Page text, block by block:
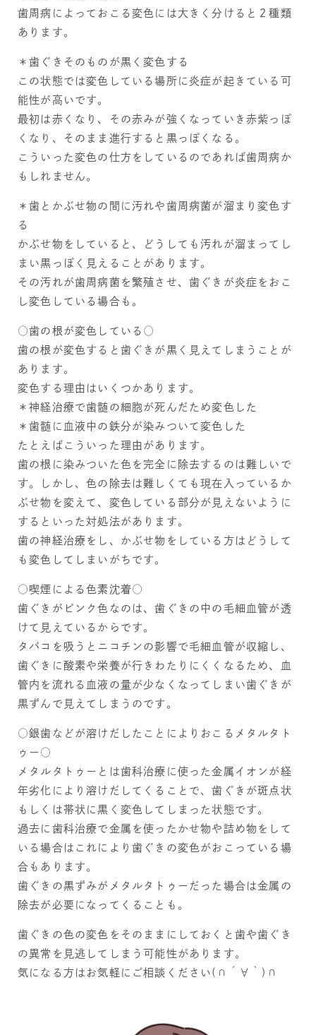
歯周病によっておこる変色には大きく分けると２種類
あります。
＊歯ぐきそのものが黒く変色する
この状態では変色している場所に炎症が起きている可
能性が高いです。
最初は赤くなり、その赤みが強くなっていき赤紫っぽ
くなり、そのまま進行すると黒っぽくなる。
こういった変色の仕方をしているのであれば歯周病か
もしれません。
＊歯とかぶせ物の間に汚れや歯周病菌が溜まり変色す
る
かぶせ物をしていると、どうしても汚れが溜まってし
まい黒っぽく見えることがあります。
その汚れが歯周病菌を繁殖させ、歯ぐきが炎症をおこ
し変色している場合も。
○歯の根が変色している○
歯の根が変色すると歯ぐきが黒く見えてしまうことが
あります。
変色する理由はいくつかあります。
＊神経治療で歯髄の細胞が死んだため変色した
＊歯髄に血液中の鉄分が染みついて変色した
たとえばこういった理由があります。
歯の根に染みついた色を完全に除去するのは難しいで
す。しかし、色の除去は難しくても現在入っているか
ぶせ物を変えて、変色している部分が見えないように
するといった対処法があります。
歯の神経治療をし、かぶせ物をしている方はどうして
も変色してしまいがちです。
○喫煙による色素沈着○
歯ぐきがピンク色なのは、歯ぐきの中の毛細血管が透
けて見えているからです。
タバコを吸うとニコチンの影響で毛細血管が収縮し、
歯ぐきに酸素や栄養が行きわたりにくくなるため、血
管内を流れる血液の量が少なくなってしまい歯ぐきが
黒ずんで見えてしまうのです。
○銀歯などが溶けだしたことによりおこるメタルタト
ゥー○
メタルタトゥーとは歯科治療に使った金属イオンが経
年劣化により溶けだしてくることで、歯ぐきが斑点状
もしくは帯状に黒く変色してしまった状態です。
過去に歯科治療で金属を使ったかせ物や詰め物をして
いる場合はこれにより歯ぐきの変色がおこっている場
合もあります。
歯ぐきの黒ずみがメタルタトゥーだった場合は金属の
除去が必要になってくることも。
歯ぐきの色の変色をそのままにしておくと歯や歯ぐき
の異常を見逃してしまう可能性があります。
気になる方はお気軽にご相談ください(∩´∀｀)∩